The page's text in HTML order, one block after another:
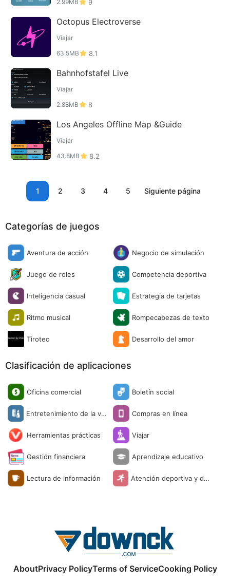
2.99MB
9
Octopus Electroverse
Viajar
63.5MB
8.1
Bahnhofstafel Live
Viajar
2.88MB
8
Los Angeles Offline Map &Guide
Viajar
43.8MB
8.2
1 2 3 4 5 Siguiente página
Categorías de juegos
Aventura de acción Negocio de simulación
Juego de roles Competencia deportiva
Inteligencia casual Estrategia de tarjetas
Ritmo musical Rompecabezas de texto
Tiroteo Desarrollo del amor
Clasificación de aplicaciones
Oficina comercial Boletín social
Entretenimiento de la vid
Compras en línea
Herramientas prácticas Viajar
Gestión financiera Aprendizaje educativo
Lectura de información
Atención deportiva y de
AboutPrivacy PolicyTerms of ServiceCooking Policy